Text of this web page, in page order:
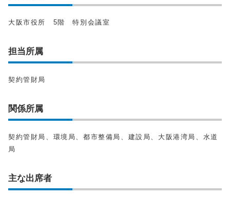
大阪市役所 5階 特別会議室
担当所属
契約管財局
関係所属
契約管財局、環境局、都市整備局、建設局、大阪港湾局、水道
局
主な出席者